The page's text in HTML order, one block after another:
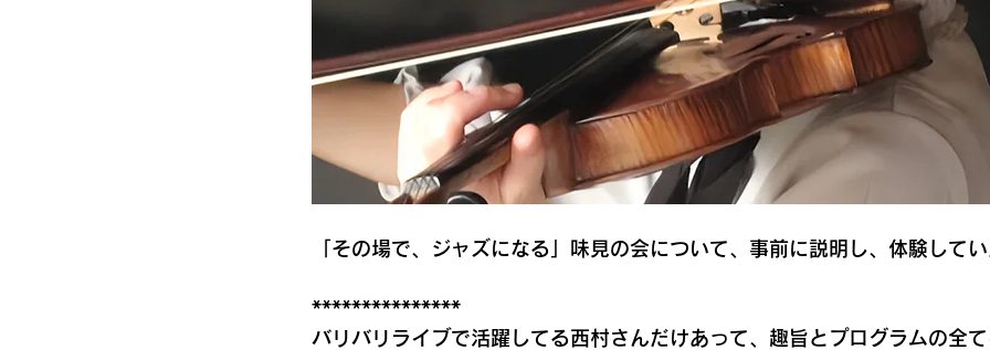
「その場で、ジャズになる」味見の会について、事前に説明し、体験して
***************
バリバリライブで活躍してる西村さんだけあって、趣旨とプログラムの全